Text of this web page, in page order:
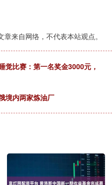
来自网络，不代表本站观点。
觉比赛：第一名奖金3000元，
境内两家炼油厂